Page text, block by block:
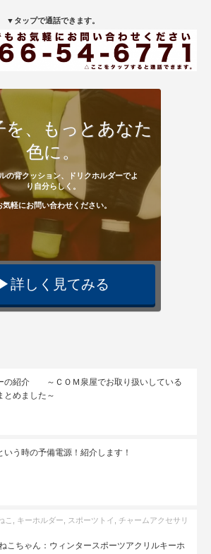
▼タップで通話できます。
を、もっとあなた
色に。
の背クッション、ドリクホルダーでよ
り自分らしく。
気軽にお問い合わせください。
▶︎詳しく見てみる
の紹介 ～ＣＯＭ泉屋でお取り扱いしている
とめました～
いう時の予備電源！紹介します！
こ キーホルダー スポーツトイ
チャームアクセサリ
こちゃん：ウィンタースポーツアクリルキーホ